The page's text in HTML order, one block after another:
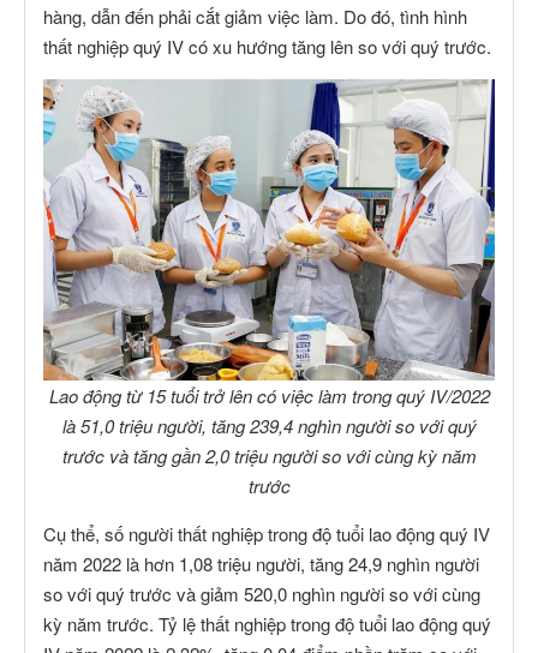
hàng, dẫn đến phải cắt giảm việc làm. Do đó, tình hình
thất nghiệp quý IV có xu hướng tăng lên so với quý trước.
Lao động từ 15 tuổi trở lên có việc làm trong quý IV/2022
là 51,0 triệu người, tăng 239,4 nghìn người so với quý
trước và tăng gần 2,0 triệu người so với cùng kỳ năm
trước
Cụ thể, số người thất nghiệp trong độ tuổi lao động quý IV
năm 2022 là hơn 1,08 triệu người, tăng 24,9 nghìn người
so với quý trước và giảm 520,0 nghìn người so với cùng
kỳ năm trước. Tỷ lệ thất nghiệp trong độ tuổi lao động quý